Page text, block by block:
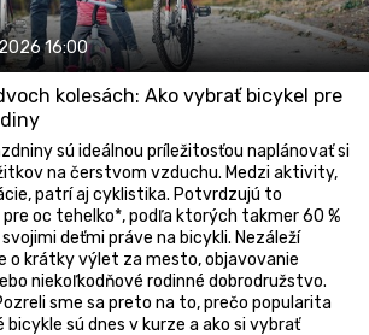
16:00
kolesách: Ako vybrať bicykel pre
sú ideálnou príležitosťou naplánovať si
na čerstvom vzduchu. Medzi aktivity,
patrí aj cyklistika. Potvrdzujú to
oc tehelko*, podľa ktorých takmer 60 %
deťmi práve na bicykli. Nezáleží
o krátky výlet za mesto, objavovanie
niekoľkodňové rodinné dobrodružstvo.
sme sa preto na to, prečo popularita
sú dnes v kurze a ako si vybrať